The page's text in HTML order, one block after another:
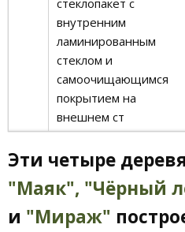
внутренним
ламинированным
стеклом и
самоочищающимся
покрытием на
внешнем ст
Эти четыре
"Маяк", "Чёрный
и "Мираж"